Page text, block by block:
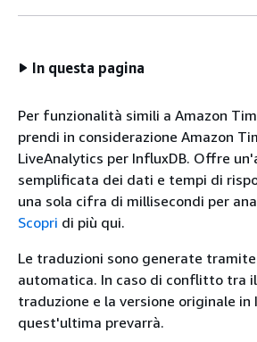
In questa pagina
Per funzionalità simili a Amazon
prendi in considerazione Amazon
LiveAnalytics per InfluxDB. Offre
semplificata dei dati e tempi di
una sola cifra di millisecondi per
Scopri di più qui.
Le traduzioni sono generate
automatica. In caso di conflitto tra
traduzione e la versione originale in
quest'ultima prevarrà.